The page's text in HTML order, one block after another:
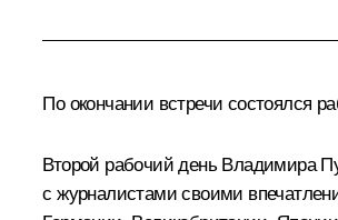
По окончании встречи состоялся
Второй рабочий день Владимира
с журналистами своими